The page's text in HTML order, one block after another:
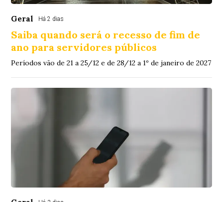
Geral Há 2 dias
Saiba quando será o recesso de fim de
ano para servidores públicos
Períodos vão de 21 a 25/12 e de 28/12 a 1º de janeiro de 2027